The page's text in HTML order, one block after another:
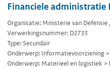
Financiele administratie
Organisatie: Ministerie van Defensie
Verwerkingsnummer: D2733
Type: Secundair
Onderwerp: Informatievoorziening
Onderwerp: Materieel en logistiek